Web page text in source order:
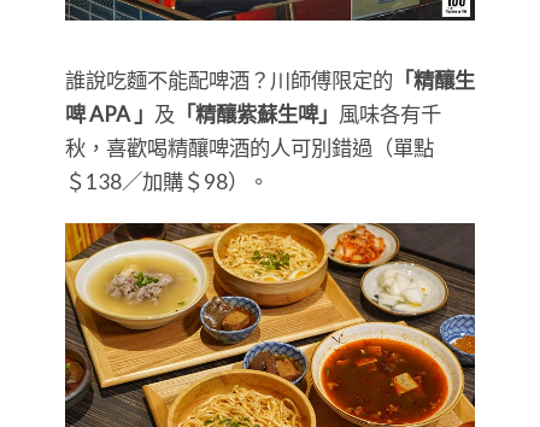
誰說吃麵不能配啤酒？川師傅限定的 「精釀生
啤 APA 」 及 「精釀紫蘇生啤」 風味各有千
秋，喜歡喝精釀啤酒的人可別錯過（單點
＄138／加購＄98）。